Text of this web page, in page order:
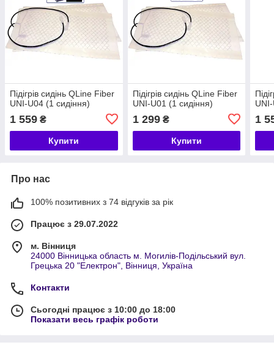
Підігрів сидінь QLine Fiber
UNI-U04 (1 сидіння)
1 559 ₴
Купити
Підігрів сидінь QLine Fiber
UNI-U01 (1 сидіння)
1 299₴
Купити
1
Про нас
100% позитивних з 74 відгуків за рік
Працює з 29.07.2022
м. Вінниця
24000 Вінницька область м. Могилів-Подільський вул.
Грецька 20 "Електрон", Вінниця, Україна
Контакти
Сьогодні працює з 10:00 до 18:00
Показати весь графік роботи